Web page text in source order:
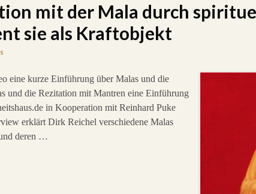
mit der Mala durch
sie als Kraftobjekt
eine kurze Einführung über Malas und die
und die Rezitation mit Mantren eine Einführung
in Kooperation mit Reinhard Puke
erklärt Dirk Reichel verschiedene Malas
deren …